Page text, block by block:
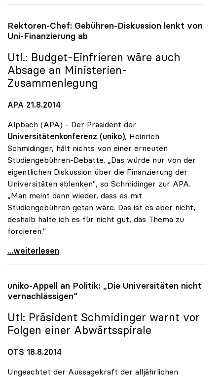
Rektoren-Chef: Gebühren-Diskussion lenkt von
Uni-Finanzierung ab
Utl.: Budget-Einfrieren wäre auch
Absage an Ministerien-
Zusammenlegung
APA 21.8.2014
Alpbach (APA) - Der Präsident der
Universitätenkonferenz (uniko), Heinrich
Schmidinger, hält nichts von einer erneuten
Studiengebühren-Debatte. „Das würde nur von der
eigentlichen Diskussion über die Finanzierung der
Universitäten ablenken", so Schmidinger zur APA.
„Man meint dann wieder, dass es mit
Studiengebühren getan wäre. Das ist es aber nicht,
deshalb halte ich es für nicht gut, das Thema zu
forcieren."
Rektoren-Chef: Gebühren-Diskussion lenkt von
...weiterlesen
uniko-Appell an Politik: „Die Universitäten nicht
vernachlässigen“
Utl: Präsident Schmidinger warnt vor
Folgen einer Abwärtsspirale
OTS 18.8.2014
Ungeachtet der Aussagekraft der alljährlichen